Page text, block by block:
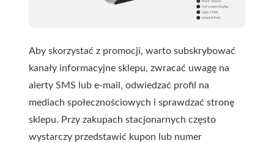
Aby skorzystać z promocji, warto subskrybować
kanały informacyjne sklepu, zwracać uwagę na
alerty SMS lub e-mail, odwiedzać profil na
mediach społecznościowych i sprawdzać stronę
sklepu. Przy zakupach stacjonarnych często
wystarczy przedstawić kupon lub numer